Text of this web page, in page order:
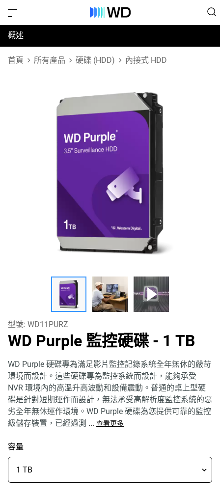
概述
規格
首頁 所有產品 硬碟 (HDD) 內接式 HDD
型號: WD11PURZ
WD Purple 監控硬碟 - 1 TB
WD Purple 硬碟專為滿足影片監控記錄系統全年無休的嚴苛
環境而設計。這些硬碟專為監控系統而設計，能夠承受
NVR 環境內的高溫升高波動和設備震動。普通的桌上型硬
碟是針對短期運作而設計，無法承受高解析度監控系統的惡
劣全年無休運作環境。WD Purple 硬碟為您提供可靠的監控
級儲存裝置，已經過測 ... 查看更多
容量